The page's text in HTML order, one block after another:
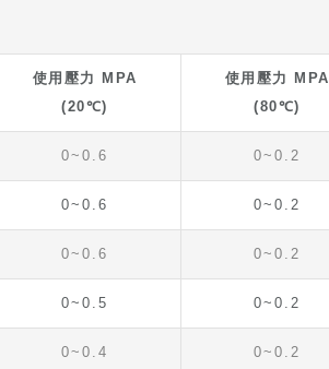
使用壓力 MPA
(20℃)
使用壓力 MPA
(80℃)
0~0.6 0~0.2
0~0.6 0~0.2
0~0.6 0~0.2
0~0.5 0~0.2
0~0.4 0~0.2